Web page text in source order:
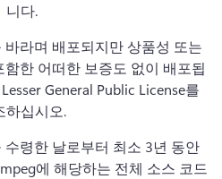
니다.
라며 배포되지만 상품성 또는
한 어떠한 보증도 없이 배포됩
General Public License를
하십시오.
수령한 날로부터 최소 3년 동안
에 해당하는 전체 소스 코드